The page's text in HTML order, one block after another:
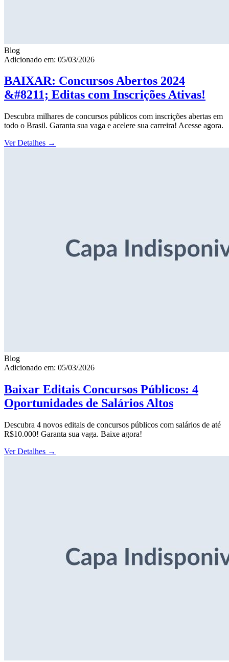
Blog
Adicionado em: 05/03/2026
BAIXAR: Concursos Abertos 2024
&#8211; Editas com Inscrições Ativas!
Descubra milhares de concursos públicos com inscrições abertas em
todo o Brasil. Garanta sua vaga e acelere sua carreira! Acesse agora.
Ver Detalhes →
Blog
Adicionado em: 05/03/2026
Baixar Editais Concursos Públicos: 4
Oportunidades de Salários Altos
Descubra 4 novos editais de concursos públicos com salários de até
R$10.000! Garanta sua vaga. Baixe agora!
Ver Detalhes →